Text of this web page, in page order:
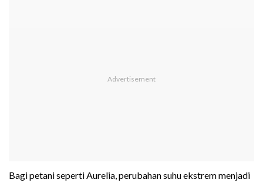
Bagi petani seperti Aurelia, perubahan suhu ekstrem menjadi